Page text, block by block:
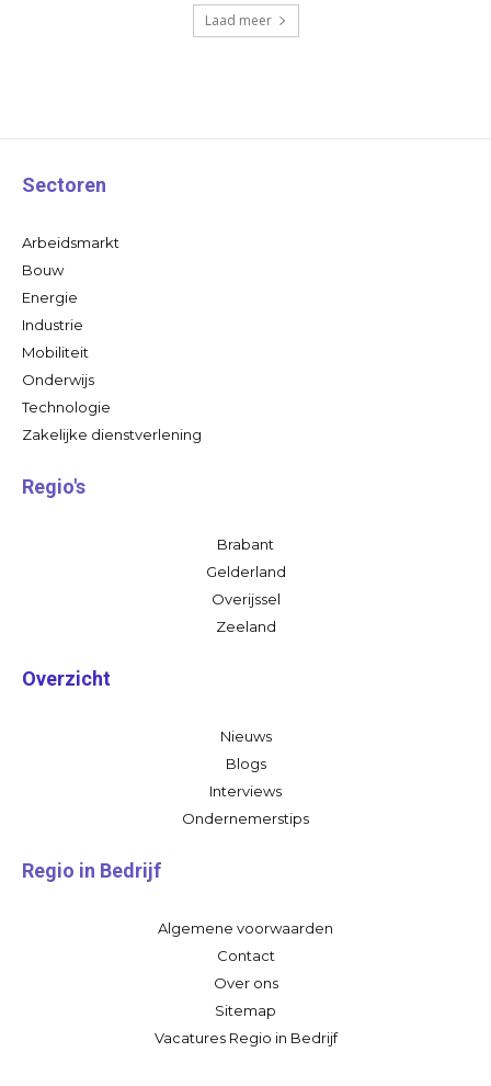
Laad meer
Sectoren
Arbeidsmarkt
Bouw
Energie
Industrie
Mobiliteit
Onderwijs
Technologie
Zakelijke dienstverlening
Regio's
Brabant
Gelderland
Overijssel
Zeeland
Overzicht
Nieuws
Blogs
Interviews
Ondernemerstips
Regio in Bedrijf
Algemene voorwaarden
Contact
Over ons
Sitemap
Vacatures Regio in Bedrijf